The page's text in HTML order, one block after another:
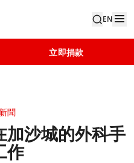
EN
立即捐款
聞
加沙城的外科手
作